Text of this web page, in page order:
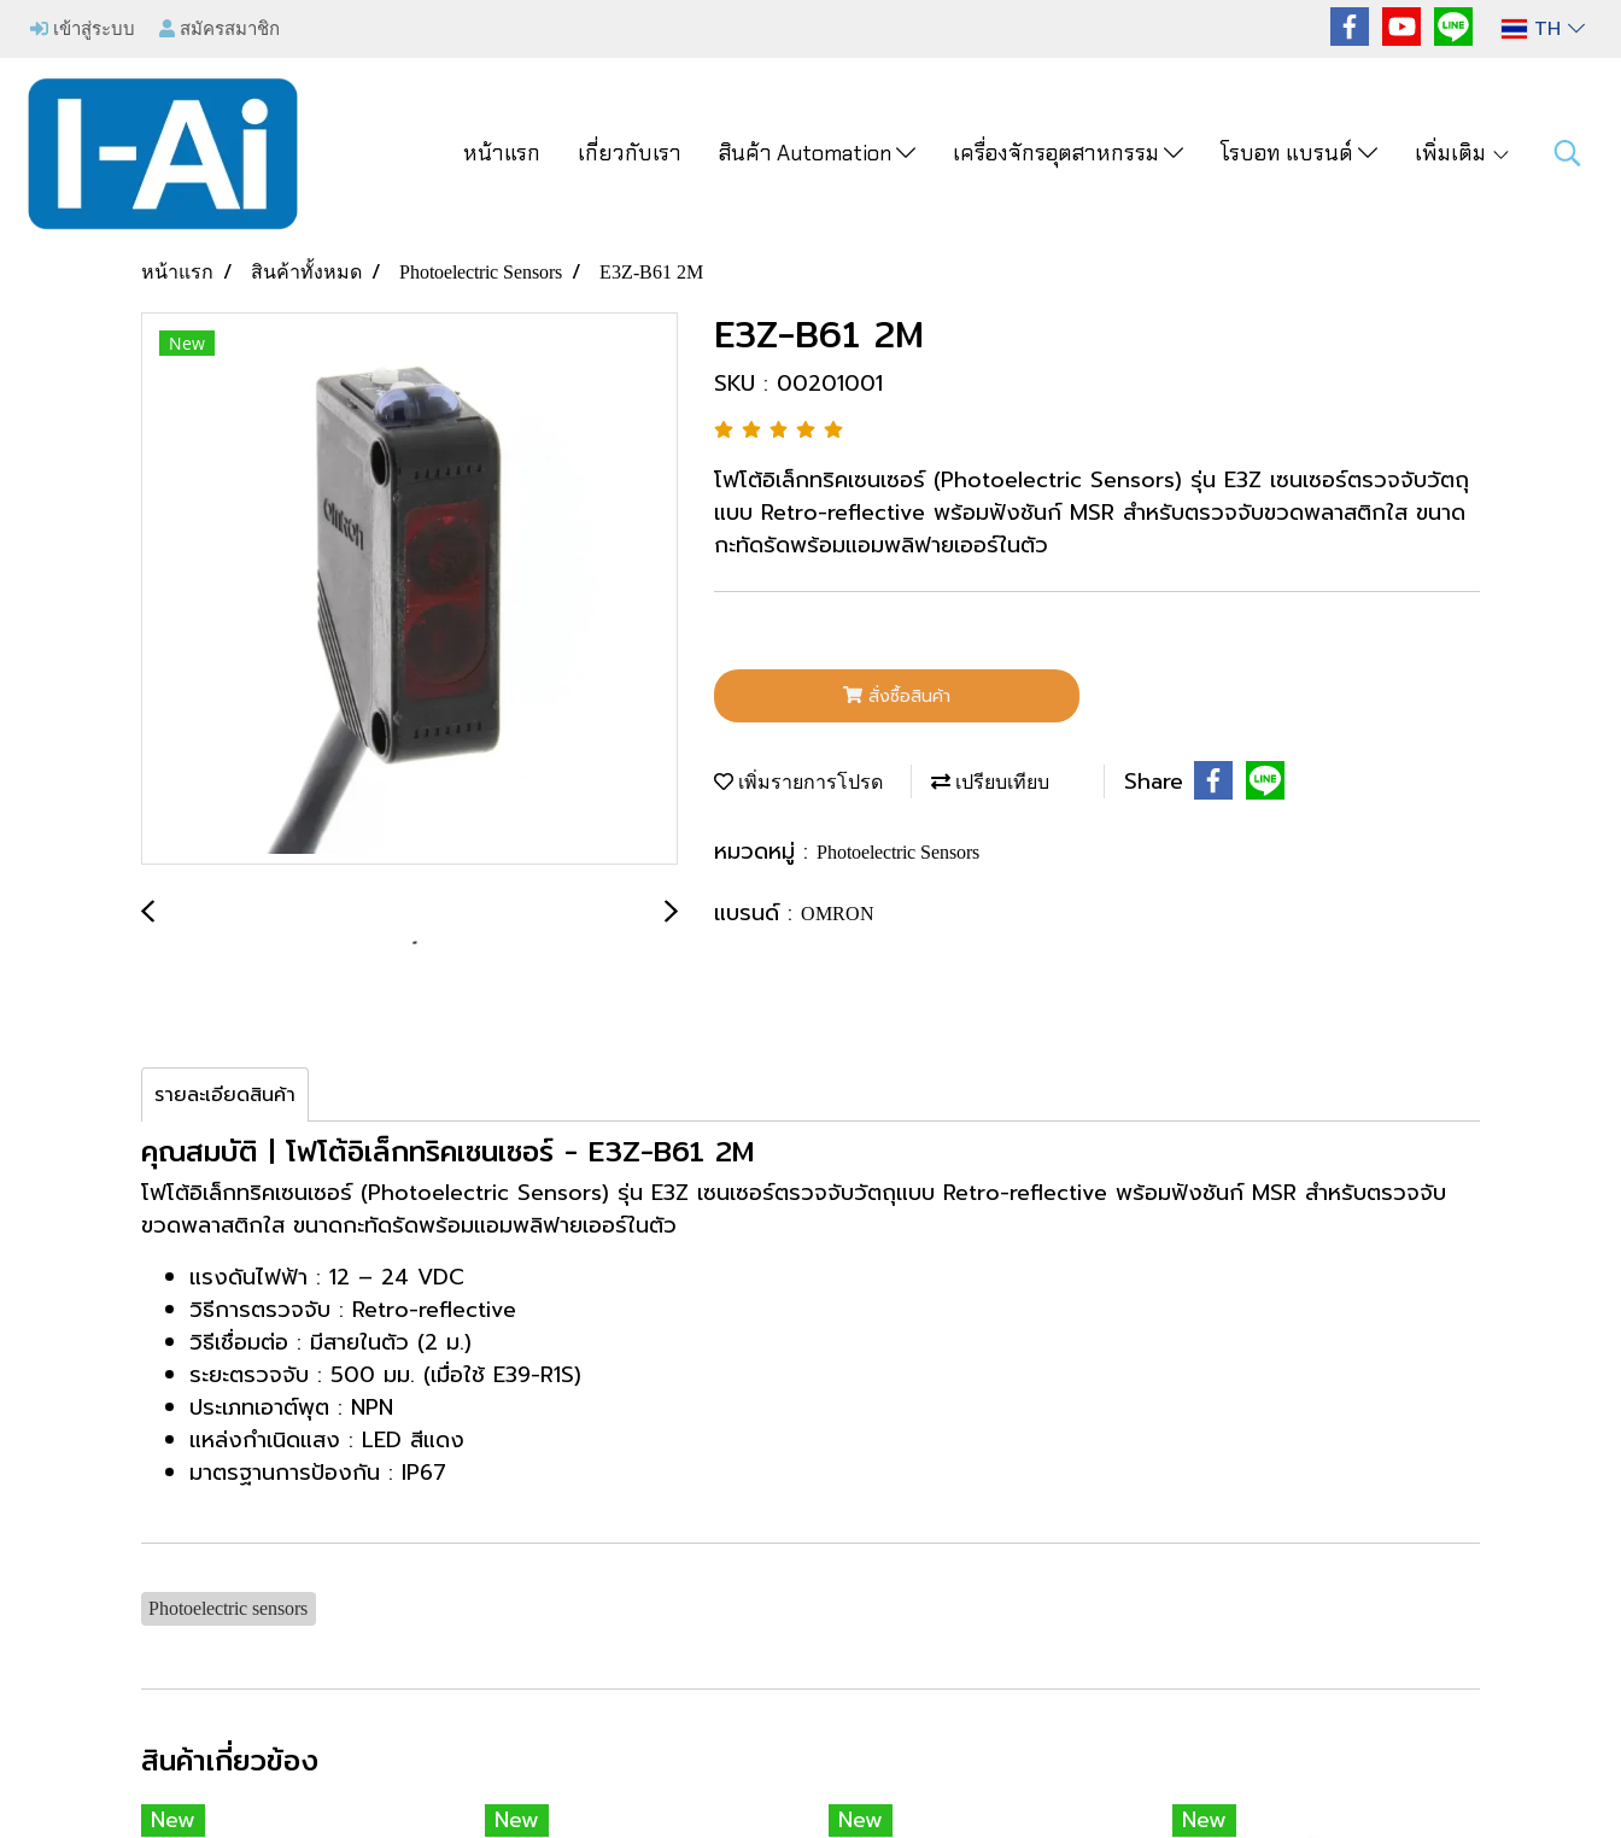
เข้าสู่ระบบ สมัครสมาชิก TH
หน้าแรก เกี่ยวกับเรา สินค้า Automation เครื่องจักรอุตสาหกรรม โรบอท แบรนด์ เพิ่มเติม
หน้าแรก สินค้าทั้งหมด Photoelectric Sensors E3Z-B61 2M
New E3Z-B61 2M
SKU : 00201001
โฟโต้อิเล็กทริคเซนเซอร์ (Photoelectric Sensors) รุ่น E3Z เซนเซอร์ตรวจจับวัตถุ
แบบ Retro-reflective พร้อมฟังชันก์ MSR สำหรับตรวจจับขวดพลาสติกใส ขนาด
กะทัดรัดพร้อมแอมพลิฟายเออร์ในตัว
สั่งซื้อสินค้า
เพิ่มรายการโปรด เปรียบเทียบ Share
หมวดหมู่ : Photoelectric Sensors
แบรนด์ : OMRON
รายละเอียดสินค้า
คุณสมบัติ | โฟโต้อิเล็กทริคเซนเซอร์ - E3Z-B61 2M
โฟโต้อิเล็กทริคเซนเซอร์ (Photoelectric Sensors) รุ่น E3Z เซนเซอร์ตรวจจับวัตถุแบบ Retro-reflective พร้อมฟังชันก์ MSR สำหรับตรวจจับ
ขวดพลาสติกใส ขนาดกะทัดรัดพร้อมแอมพลิฟายเออร์ในตัว
แรงดันไฟฟ้า : 12 – 24 VDC
วิธีการตรวจจับ : Retro-reflective
วิธีเชื่อมต่อ : มีสายในตัว (2 ม.)
ระยะตรวจจับ : 500 มม. (เมื่อใช้ E39-R1S)
ประเภทเอาต์พุต : NPN
แหล่งกำเนิดแสง : LED สีแดง
มาตรฐานการป้องกัน : IP67
Photoelectric sensors
สินค้าเกี่ยวข้อง
New New New New